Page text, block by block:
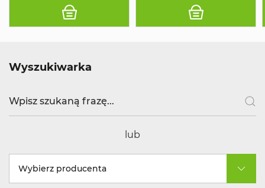
Wyszukiwarka
lub
Wybierz producenta